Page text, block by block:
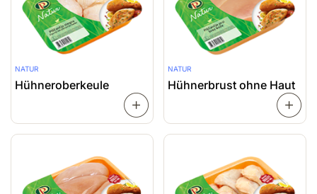
NATUR
Hühneroberkeule
NATUR
Hühnerbrust ohne Haut